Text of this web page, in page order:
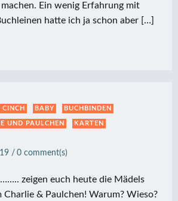
Ein wenig Erfahrung mit
hatte ich ja schon aber […]
BABY BUCHBINDEN
UND PAULCHEN KARTEN
/ 0 comment(s)
zeigen euch heute die Mädels
Charlie & Paulchen! Warum? Wieso?